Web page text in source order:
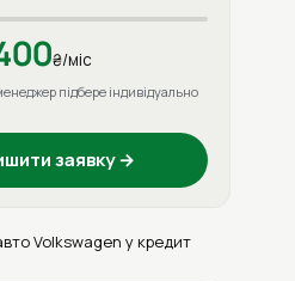
₴/міс
підбере індивідуально
заявку →
Volkswagen у кредит